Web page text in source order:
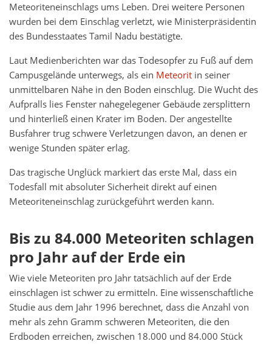
Meteoriteneinschlags ums Leben. Drei weitere Personen
wurden bei dem Einschlag verletzt, wie Ministerpräsidentin
des Bundesstaates Tamil Nadu bestätigte.
Laut Medienberichten war das Todesopfer zu Fuß auf dem
Campusgelände unterwegs, als ein Meteorit in seiner
unmittelbaren Nähe in den Boden einschlug. Die Wucht des
Aufpralls lies Fenster nahegelegener Gebäude zersplittern
und hinterließ einen Krater im Boden. Der angestellte
Busfahrer trug schwere Verletzungen davon, an denen er
wenige Stunden später erlag.
Das tragische Unglück markiert das erste Mal, dass ein
Todesfall mit absoluter Sicherheit direkt auf einen
Meteoriteneinschlag zurückgeführt werden kann.
Bis zu 84.000 Meteoriten schlagen
pro Jahr auf der Erde ein
Wie viele Meteoriten pro Jahr tatsächlich auf der Erde
einschlagen ist schwer zu ermitteln. Eine wissenschaftliche
Studie aus dem Jahr 1996 berechnet, dass die Anzahl von
mehr als zehn Gramm schweren Meteoriten, die den
Erdboden erreichen, zwischen 18.000 und 84.000 Stück